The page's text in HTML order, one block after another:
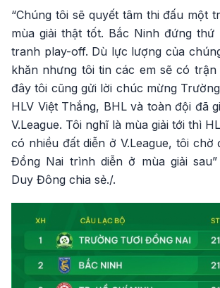
“Chúng tôi sẽ quyết tâm thi đấu một
mùa giải thật tốt. Bắc Ninh đứng thứ
tranh play-off. Dù lực lượng của
khăn nhưng tôi tin các em sẽ có trận
đây tôi cũng gửi lời chúc mừng
HLV Việt Thắng, BHL và toàn đội đã
V.League. Tôi nghĩ là mùa giải tới thì
có nhiều đất diễn ở V.League, tôi chờ
Đồng Nai trình diễn ở mùa giải
Duy Đông chia sẻ./.